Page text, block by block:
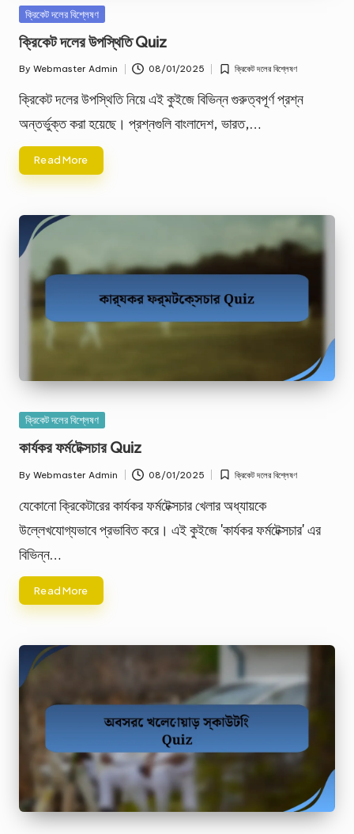
Posted
ক্রিকেট দলের বিশ্লেষণ
ক্রিকেট দলের উপস্থিতি Quiz
Posted
by
By Webmaster Admin 08/01/2025
Posted
ক্রিকেট দলের বিশ্লেষণ
ক্রিকেট দলের উপস্থিতি নিয়ে এই কুইজে বিভিন্ন গুরুত্বপূর্ণ প্রশ্ন
অন্তর্ভুক্ত করা হয়েছে। প্রশ্নগুলি বাংলাদেশ, ভারত,…
Read More
Posted
ক্রিকেট দলের বিশ্লেষণ
কার্যকর ফর্মটেক্সচার Quiz
Posted
By Webmaster Admin 08/01/2025
Posted
ক্রিকেট দলের বিশ্লেষণ
যেকোনো ক্রিকেটারের কার্যকর ফর্মটেক্সচার খেলার অধ্যায়কে
উল্লেখযোগ্যভাবে প্রভাবিত করে। এই কুইজে 'কার্যকর ফর্মটেক্সচার' এর
বিভিন্ন…
Read More